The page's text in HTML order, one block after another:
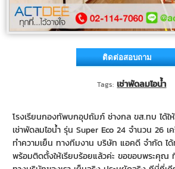
Tags: เช่าพัดลมไอน้ำ
โรงเรียนกองทัพบกอุปถัมภ์ ช่างกล ขส.ทบ ได้ให้
เช่าพัดลมไอน้ำ รุ่น Super Eco 24 จำนวน 26 เ
ทำความเย็น ทางทีมงาน บริษัท แอคดี จำกัด ไ
พร้อมติดตั้งให้เรียบร้อยแล้วค่ะ ขอขอบพระคุณ